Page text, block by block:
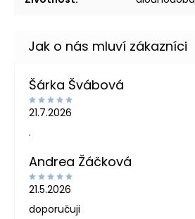
Šárka Švábová
21.7.2026
.
Andrea Žáčková
21.5.2026
doporučuji